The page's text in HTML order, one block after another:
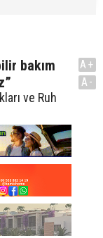
bakım
ve Ruh
A+
A-